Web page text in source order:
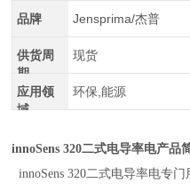
品牌 Jensprima/杰普
供货周
期
现货
应用领
域
环保,能源
innoSens 320二式电导率电产品
innoSens 320二式电导率电专